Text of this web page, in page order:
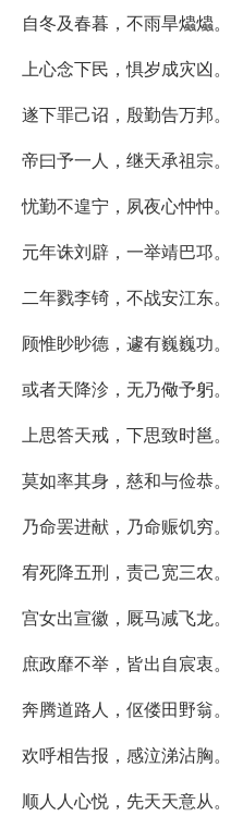
自冬及春暮，不雨旱爞爞。
上心念下民，惧岁成灾凶。
遂下罪己诏，殷勤告万邦。
帝曰予一人，继天承祖宗。
忧勤不遑宁，夙夜心忡忡。
元年诛刘辟，一举靖巴邛。
二年戮李锜，不战安江东。
顾惟眇眇德，遽有巍巍功。
或者天降沴，无乃儆予躬。
上思答天戒，下思致时邕。
莫如率其身，慈和与俭恭。
乃命罢进献，乃命赈饥穷。
宥死降五刑，责己宽三农。
宫女出宣徽，厩马减飞龙。
庶政靡不举，皆出自宸衷。
奔腾道路人，伛偻田野翁。
欢呼相告报，感泣涕沾胸。
顺人人心悦，先天天意从。